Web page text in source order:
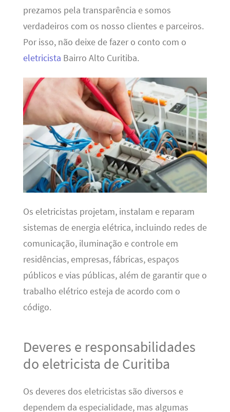
prezamos pela transparência e somos
verdadeiros com os nosso clientes e parceiros.
Por isso, não deixe de fazer o conto com o
eletricista Bairro Alto Curitiba.
Os eletricistas projetam, instalam e reparam
sistemas de energia elétrica, incluindo redes de
comunicação, iluminação e controle em
residências, empresas, fábricas, espaços
públicos e vias públicas, além de garantir que o
trabalho elétrico esteja de acordo com o
código.
Deveres e responsabilidades
do eletricista de Curitiba
Os deveres dos eletricistas são diversos e
dependem da especialidade, mas algumas